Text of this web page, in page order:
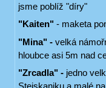
jsme poblíž "díry"
"Kaiten" - maketa
"Mina" - velká
hloubce asi 5m nad
"Zrcadla" - jedno
Stejskaniku a malé